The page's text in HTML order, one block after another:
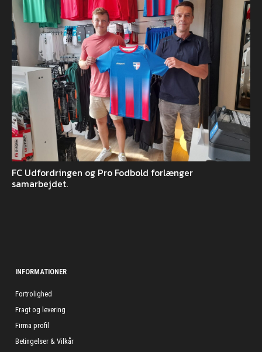
FC Udfordringen og Pro Fodbold forlænger
samarbejdet.
INFORMATIONER
Fortrolighed
Fragt og levering
Firma profil
Betingelser & Vilkår